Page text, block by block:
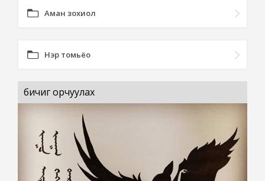
Аман зохиол
Нэр томьёо
бичиг орчуулах